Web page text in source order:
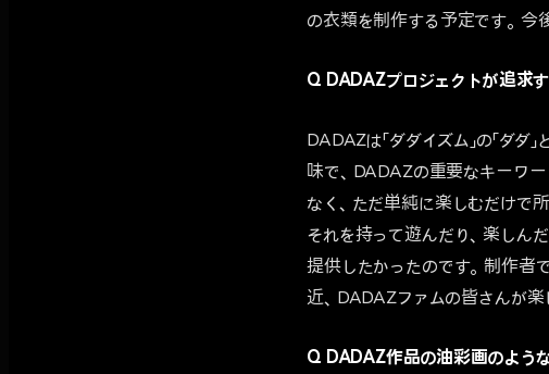
の衣類を制作する予定です。今
Q DADAZプロジェクトが追求
DADAZは「ダダイズム」の「ダ
味で、DADAZの重要なキーワ
なく、ただ単純に楽しむだけで
それを持って遊んだり、楽しん
提供したかったのです。制作者
近、DADAZファムの皆さんが楽
Q DADAZ作品の油彩画のよう